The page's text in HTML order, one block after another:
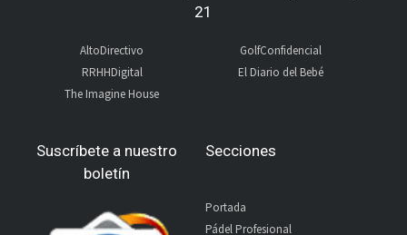
21
AltoDirectivo
RRHHDigital
The Imagine House
GolfConfidencial
El Diario del Bebé
Suscríbete a nuestro
boletín
Secciones
Portada
Pádel Profesional